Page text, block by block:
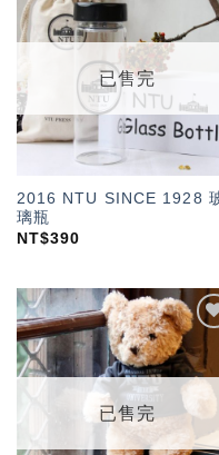
加
「
望
已售完
2016 NTU SINCE 1928
璃瓶
NT$390
「
望
已售完